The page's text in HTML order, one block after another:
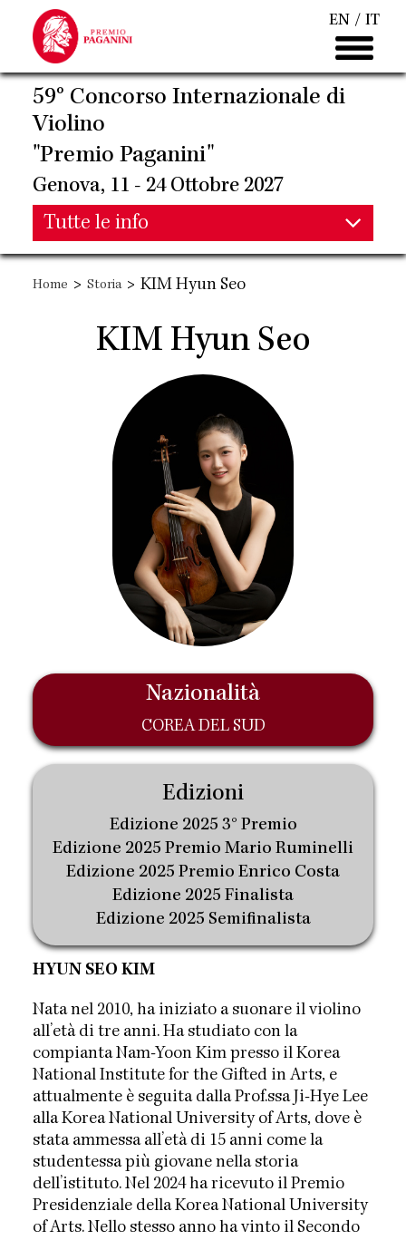
contenuto
principale
EN IT
59° Concorso Internazionale di
Violino
"Premio Paganini"
Genova, 11 - 24 Ottobre 2027
Main
navigation
Tutte le info
Main
navigation
Home > Storia > KIM Hyun Seo
KIM Hyun Seo
HYUN SEO KIM
Nata nel 2010, ha iniziato a suonare il violino
all’età di tre anni. Ha studiato con la
compianta Nam-Yoon Kim presso il Korea
National Institute for the Gifted in Arts, e
attualmente è seguita dalla Prof.ssa Ji-Hye Lee
alla Korea National University of Arts, dove è
stata ammessa all’età di 15 anni come la
studentessa più giovane nella storia
dell’istituto. Nel 2024 ha ricevuto il Premio
Presidenziale della Korea National University
of Arts. Nello stesso anno ha vinto il Secondo
Nazionalità
COREA DEL SUD
Edizioni
Edizione 2025 3° Premio
Edizione 2025 Premio Mario Ruminelli
Edizione 2025 Premio Enrico Costa
Edizione 2025 Finalista
Edizione 2025 Semifinalista